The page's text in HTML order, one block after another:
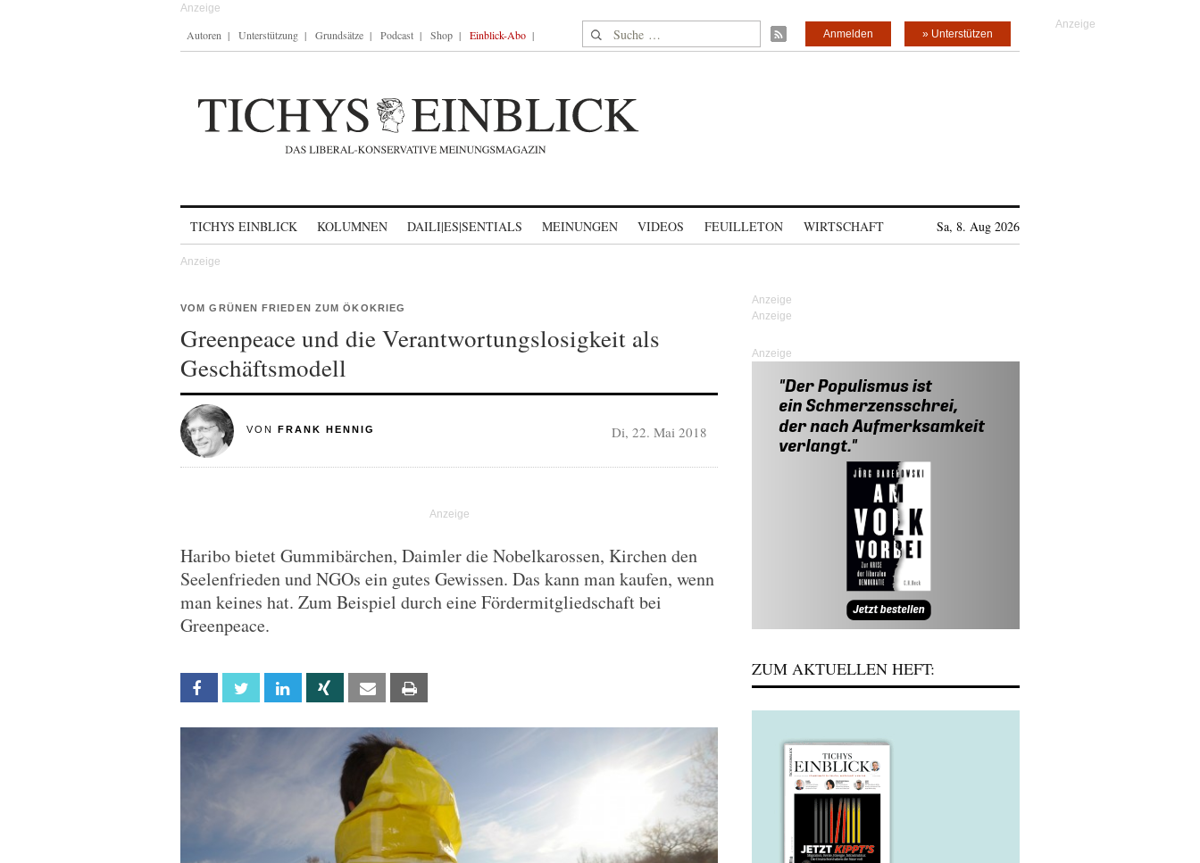
Autoren Unterstützung Grundsätze Podcast Shop Einblick-Abo Suche nach: » Unterstützen
Anmelden
TICHYS EINBLICK KOLUMNEN DAILI|ES|SENTIALS MEINUNGEN VIDEOS FEUILLETON WIRTSCHAFT Sa, 8. Aug 2026
VOM GRÜNEN FRIEDEN ZUM ÖKOKRIEG
Greenpeace und die Verantwortungslosigkeit als
Geschäftsmodell
VON FRANK HENNIG Di, 22. Mai 2018
Haribo bietet Gummibärchen, Daimler die Nobelkarossen, Kirchen den
Seelenfrieden und NGOs ein gutes Gewissen. Das kann man kaufen, wenn
man keines hat. Zum Beispiel durch eine Fördermitgliedschaft bei
Greenpeace.
Facebook Twitter Linkedin Xing Email
Anzeige
ZUM AKTUELLEN HEFT: